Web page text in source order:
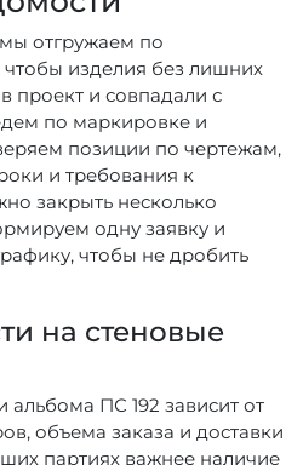
отгружаем по
изделия без лишних
проект и совпадали с
по маркировке и
позиции по чертежам,
и требования к
закрыть несколько
одну заявку и
чтобы не дробить
на стеновые
ПС 192 зависит от
объема заказа и доставки
партиях важнее наличие